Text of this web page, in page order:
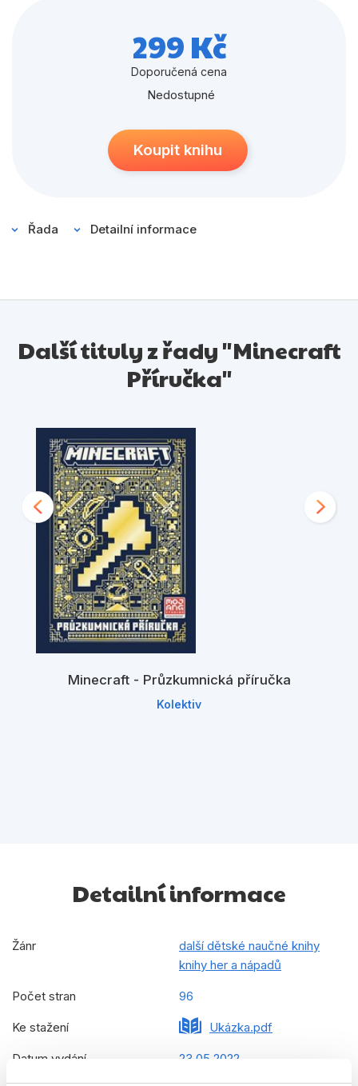
Příroda a zahrada
Umění a kultura
Výchova a pedagogika
Zdraví a životní styl
nápaditější!
299 Kč
Doporučená cena
Nedostupné
Koupit knihu
Řada Detailní informace
Další tituly z řady "Minecraft
Příručka"
Minecraft - Průzkumnická příručka
Kolektiv
Detailní informace
Žánr
další dětské naučné knihy
knihy her a nápadů
Počet stran 96
Ke stažení Ukázka.pdf
Datum vydání 23.05.2022